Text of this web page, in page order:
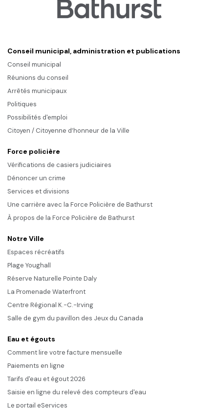
Conseil municipal, administration et publications
Conseil municipal
Réunions du conseil
Arrêtés municipaux
Politiques
Possibilités d'emploi
Citoyen / Citoyenne d’honneur de la Ville
Force policière
Vérifications de casiers judiciaires
Dénoncer un crime
Services et divisions
Une carrière avec la Force Policière de Bathurst
À propos de la Force Policière de Bathurst
Notre Ville
Espaces récréatifs
Plage Youghall
Réserve Naturelle Pointe Daly
La Promenade Waterfront
Centre Régional K.-C.-Irving
Salle de gym du pavillon des Jeux du Canada
Eau et égouts
Comment lire votre facture mensuelle
Paiements en ligne
Tarifs d'eau et égout 2026
Saisie en ligne du relevé des compteurs d'eau
Le portail eServices